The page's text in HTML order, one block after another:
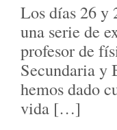
Los días 26 y
una serie de
profesor de
Secundaria y
hemos dado
vida […]